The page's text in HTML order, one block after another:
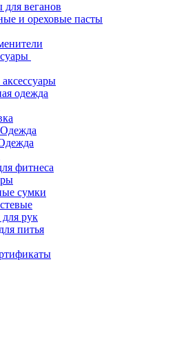
веганов
и ореховые пасты
одежда
фитнеса
сумки
рук
питья